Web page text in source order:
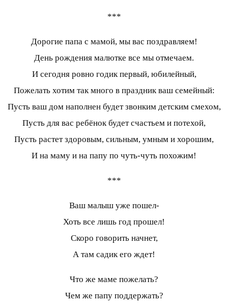
***
Дорогие папа с мамой, мы вас поздравляем!
День рождения малютке все мы отмечаем.
И сегодня ровно годик первый, юбилейный,
Пожелать хотим так много в праздник ваш семейный:
Пусть ваш дом наполнен будет звонким детским смехом,
Пусть для вас ребёнок будет счастьем и потехой,
Пусть растет здоровым, сильным, умным и хорошим,
И на маму и на папу по чуть-чуть похожим!
***
Ваш малыш уже пошел-
Хоть все лишь год прошел!
Скоро говорить начнет,
А там садик его ждет!
Что же маме пожелать?
Чем же папу поддержать?